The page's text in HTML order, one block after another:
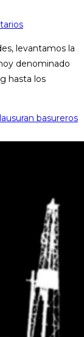
levantamos la
denominado
hasta los
basureros